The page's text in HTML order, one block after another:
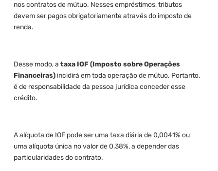
nos contratos de mútuo. Nesses empréstimos, tributos
devem ser pagos obrigatoriamente através do imposto de
renda.
Desse modo, a taxa IOF (Imposto sobre Operações
Financeiras) incidirá em toda operação de mútuo. Portanto,
é de responsabilidade da pessoa jurídica conceder esse
crédito.
A alíquota de IOF pode ser uma taxa diária de 0,0041% ou
uma alíquota única no valor de 0,38%, a depender das
particularidades do contrato.